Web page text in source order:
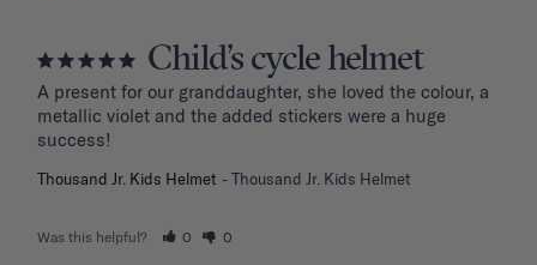
Child’s cycle helmet
A present for our granddaughter, she loved the colour, a
metallic violet and the added stickers were a huge
success!
Thousand Jr. Kids Helmet Thousand Jr. Kids Helmet
Was this helpful? 0 0